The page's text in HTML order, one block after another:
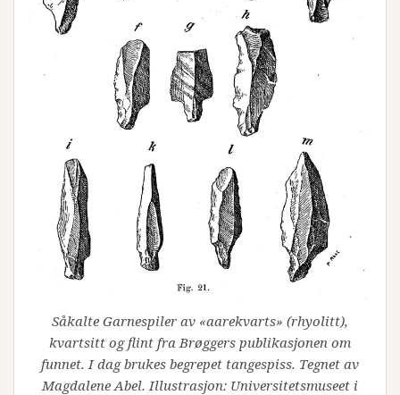
Såkalte Garnespiler av «aarekvarts» (rhyolitt),
kvartsitt og flint fra Brøggers publikasjonen om
funnet. I dag brukes begrepet tangespiss. Tegnet av
Magdalene Abel. Illustrasjon: Universitetsmuseet i